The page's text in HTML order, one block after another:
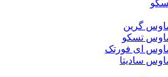
گرین
تسکو
ای فورتک
سادیتا